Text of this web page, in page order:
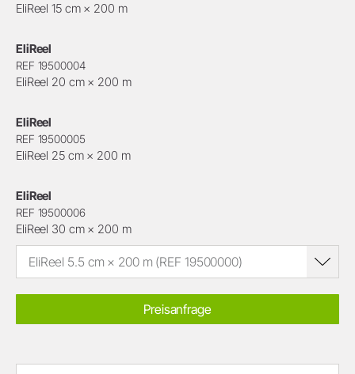
EliReel 15 cm × 200 m
EliReel
REF 19500004
EliReel 20 cm × 200 m
EliReel
REF 19500005
EliReel 25 cm × 200 m
EliReel
REF 19500006
EliReel 30 cm × 200 m
EliReel 5.5 cm × 200 m (REF 19500000)
Preisanfrage